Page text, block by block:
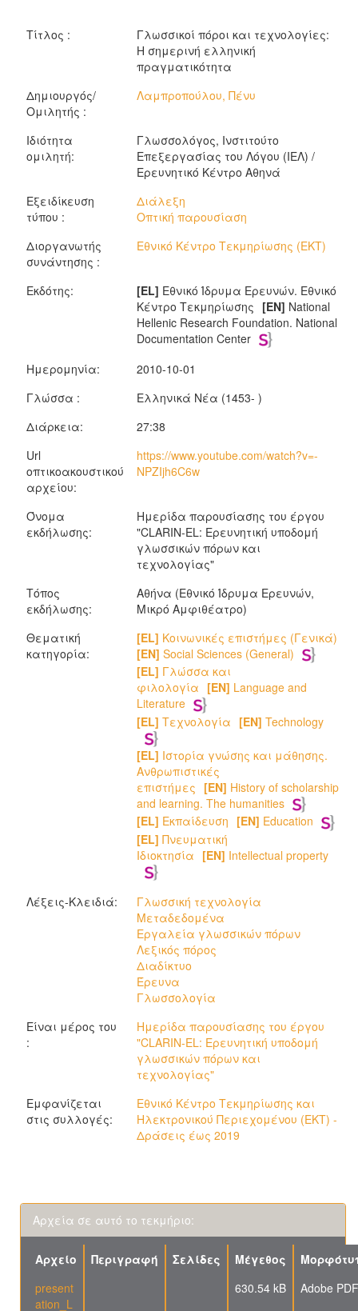
Τίτλος :
Γλωσσικοί πόροι και τεχνολογίες:
Η σημερινή ελληνική
πραγματικότητα
Δημιουργός/
Ομιλητής :
Λαμπροπούλου, Πένυ
Ιδιότητα
ομιλητή:
Γλωσσολόγος, Ινστιτούτο
Επεξεργασίας του Λόγου (ΙΕΛ) /
Ερευνητικό Κέντρο Αθηνά
Εξειδίκευση
τύπου :
Διάλεξη
Οπτική παρουσίαση
Διοργανωτής
συνάντησης :
Εθνικό Κέντρο Τεκμηρίωσης (ΕΚΤ)
Εκδότης: [EL] Εθνικό Ίδρυμα Ερευνών. Εθνικό
Κέντρο Τεκμηρίωσης [EN] National
Hellenic Research Foundation. National
Documentation Center
Ημερομηνία:
2010-10-01
Γλώσσα :
Ελληνικά Νέα (1453- )
Διάρκεια:
27:38
Url
οπτικοακουστικού
αρχείου:
https://www.youtube.com/watch?v=-
NPZIjh6C6w
Όνομα
εκδήλωσης:
Ημερίδα παρουσίασης του έργου
"CLARIN-EL: Ερευνητική υποδομή
γλωσσικών πόρων και
τεχνολογίας"
Τόπος
εκδήλωσης:
Αθήνα (Εθνικό Ίδρυμα Ερευνών,
Μικρό Αμφιθέατρο)
Θεματική
κατηγορία:
[EL] Κοινωνικές επιστήμες (Γενικά)
[EN] Social Sciences (General)
[EL] Γλώσσα και
φιλολογία [EN] Language and
Literature
[EL] Τεχνολογία [EN] Technology
[EL] Ιστορία γνώσης και μάθησης.
Ανθρωπιστικές
επιστήμες [EN] History of scholarship
and learning. The humanities
[EL] Εκπαίδευση [EN] Education
[EL] Πνευματική
Ιδιοκτησία [EN] Intellectual property
Λέξεις-Κλειδιά:
Γλωσσική τεχνολογία
Μεταδεδομένα
Εργαλεία γλωσσικών πόρων
Λεξικός πόρος
Διαδίκτυο
Έρευνα
Γλωσσολογία
Είναι μέρος του
:
Ημερίδα παρουσίασης του έργου
"CLARIN-EL: Ερευνητική υποδομή
γλωσσικών πόρων και
τεχνολογίας"
Εμφανίζεται
στις συλλογές:
Εθνικό Κέντρο Τεκμηρίωσης και
Ηλεκτρονικού Περιεχομένου (ΕΚΤ) -
Δράσεις έως 2019
Αρχεία σε αυτό το τεκμήριο:
Αρχείο Περιγραφή Σελίδες Μέγεθος
present
ation_L
630.54 kB Adobe PDF